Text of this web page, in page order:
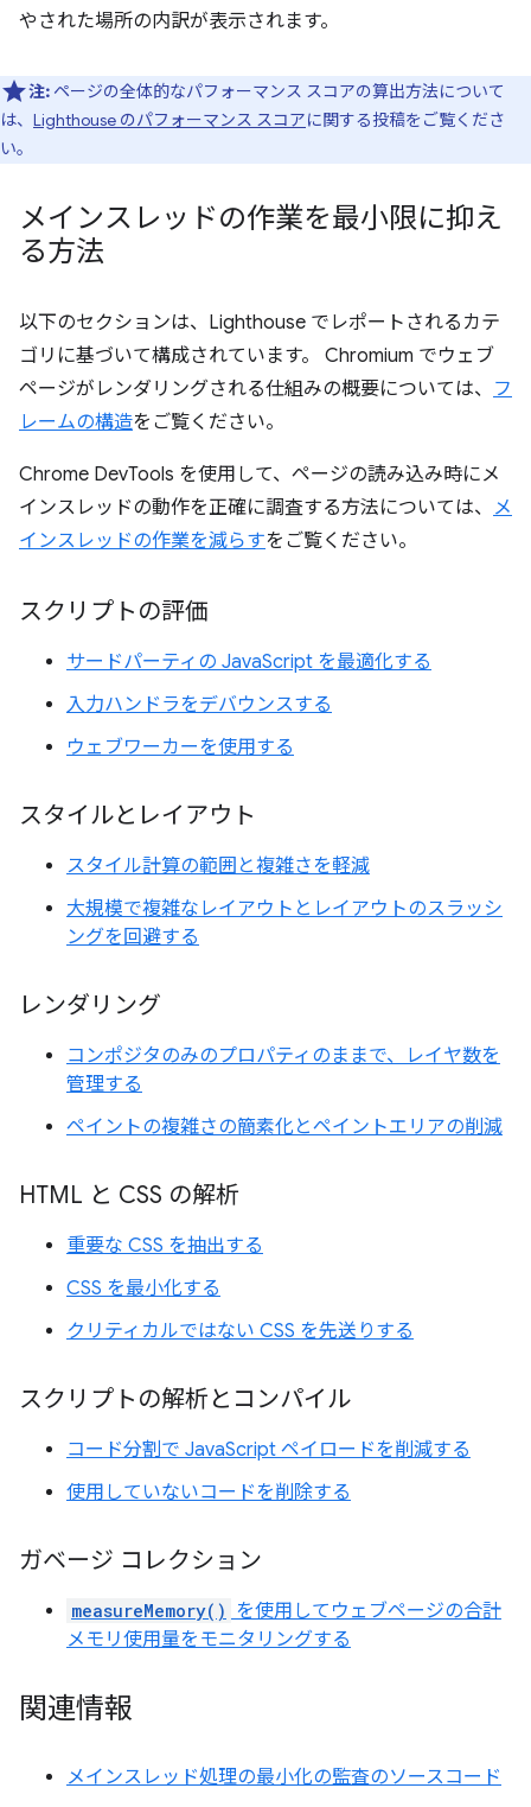
やされた場所の内訳が表示されます。
注: ページの全体的なパフォーマンス スコアの算出方法について
は、 Lighthouse のパフォーマンス スコアに関する投稿をご覧くださ
い。
メインスレッドの作業を最小限に抑え
る方法
以下のセクションは、Lighthouse でレポートされるカテ
ゴリに基づいて構成されています。 Chromium でウェブ
ページがレンダリングされる仕組みの概要については、 フ
レームの構造をご覧ください。
Chrome DevTools を使用して、ページの読み込み時にメ
インスレッドの動作を正確に調査する方法については、 メ
インスレッドの作業を減らすをご覧ください。
スクリプトの評価
サードパーティの JavaScript を最適化する
入力ハンドラをデバウンスする
ウェブワーカーを使用する
スタイルとレイアウト
スタイル計算の範囲と複雑さを軽減
大規模で複雑なレイアウトとレイアウトのスラッシ
ングを回避する
レンダリング
コンポジタのみのプロパティのままで、レイヤ数を
管理する
ペイントの複雑さの簡素化とペイントエリアの削減
HTML と CSS の解析
重要な CSS を抽出する
CSS を最小化する
クリティカルではない CSS を先送りする
スクリプトの解析とコンパイル
コード分割で JavaScript ペイロードを削減する
使用していないコードを削除する
ガベージ コレクション
measureMemory() を使用してウェブページの合計
メモリ使用量をモニタリングする
関連情報
メインスレッド処理の最小化の監査のソースコード